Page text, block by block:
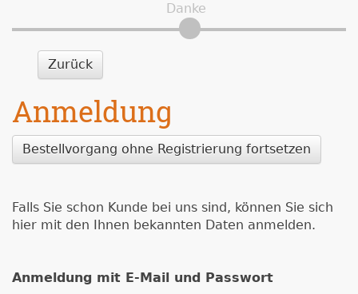
Danke
Zurück
Anmeldung
Bestellvorgang ohne Registrierung fortsetzen
Falls Sie schon Kunde bei uns sind, können Sie sich
hier mit den Ihnen bekannten Daten anmelden.
Anmeldung mit E-Mail und Passwort